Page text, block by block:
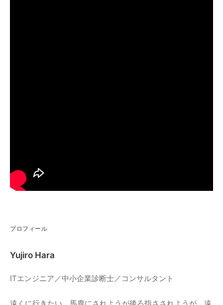
プロフィール
Yujiro Hara
ITエンジニア／中小企業診断士／コンサルタント